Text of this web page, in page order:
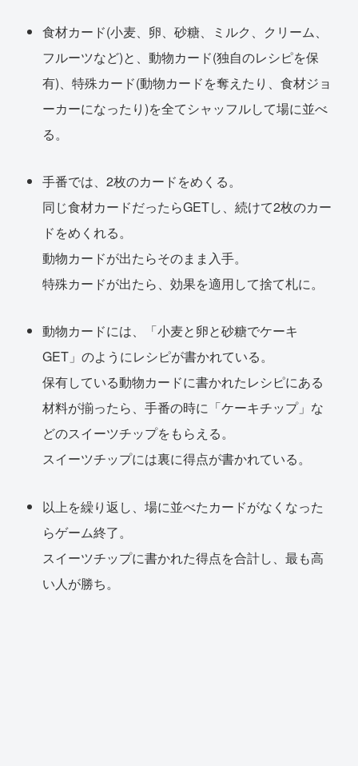
食材カード(小麦、卵、砂糖、ミルク、クリーム、
フルーツなど)と、動物カード(独自のレシピを保
有)、特殊カード(動物カードを奪えたり、食材ジョ
ーカーになったり)を全てシャッフルして場に並べ
る。
手番では、2枚のカードをめくる。
同じ食材カードだったらGETし、続けて2枚のカー
ドをめくれる。
動物カードが出たらそのまま入手。
特殊カードが出たら、効果を適用して捨て札に。
動物カードには、「小麦と卵と砂糖でケーキ
GET」のようにレシピが書かれている。
保有している動物カードに書かれたレシピにある
材料が揃ったら、手番の時に「ケーキチップ」な
どのスイーツチップをもらえる。
スイーツチップには裏に得点が書かれている。
以上を繰り返し、場に並べたカードがなくなった
らゲーム終了。
スイーツチップに書かれた得点を合計し、最も高
い人が勝ち。